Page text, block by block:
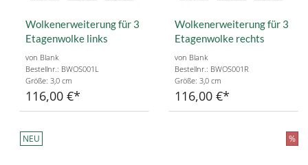
Wolkenerweiterung für 3
Etagenwolke links
von Blank
Bestellnr.: BWOS001L
Größe: 3,0 cm
116,00 €
Wolkenerweiterung für 3
Etagenwolke rechts
von Blank
Bestellnr.: BWOS001R
Größe: 3,0 cm
116,00 €
NEU %